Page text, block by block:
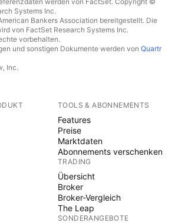
Systems Inc.
Bankers Association bereitgestellt. Die
von FactSet Research Systems Inc.
vorbehalten.
und sonstigen Dokumente werden von Quartr
Inc.
TOOLS & ABONNEMENTS
Features
Preise
Marktdaten
Abonnements verschenken
TRADING
Übersicht
Broker
Broker-Vergleich
The Leap
SONDERANGEBOTE